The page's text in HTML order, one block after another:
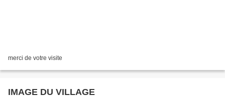
merci de votre visite
IMAGE DU VILLAGE